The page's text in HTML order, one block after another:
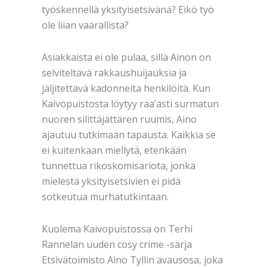
työskennellä yksityisetsivänä? Eikö työ
ole liian vaarallista?
Asiakkaista ei ole pulaa, sillä Ainon on
selviteltävä rakkaushuijauksia ja
jäljitettävä kadonneita henkilöitä. Kun
Kaivopuistosta löytyy raa’asti surmatun
nuoren silittäjättären ruumis, Aino
ajautuu tutkimaan tapausta. Kaikkia se
ei kuitenkaan miellytä, etenkään
tunnettua rikoskomisariota, jonka
mielestä yksityisetsivien ei pidä
sotkeutua murhatutkintaan.
Kuolema Kaivopuistossa on Terhi
Rannelan uuden cosy crime -sarja
Etsivätoimisto Aino Tyllin avausosa, joka